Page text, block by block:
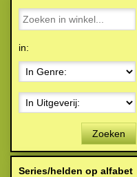
in:
Zoeken
Series/helden op alfabet